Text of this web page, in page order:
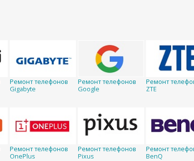
Ремонт телефонов
Gigabyte
Ремонт телефонов
Google
Ремонт
ZTE
Ремонт телефонов
OnePlus
Ремонт телефонов
Pixus
Ремонт
BenQ